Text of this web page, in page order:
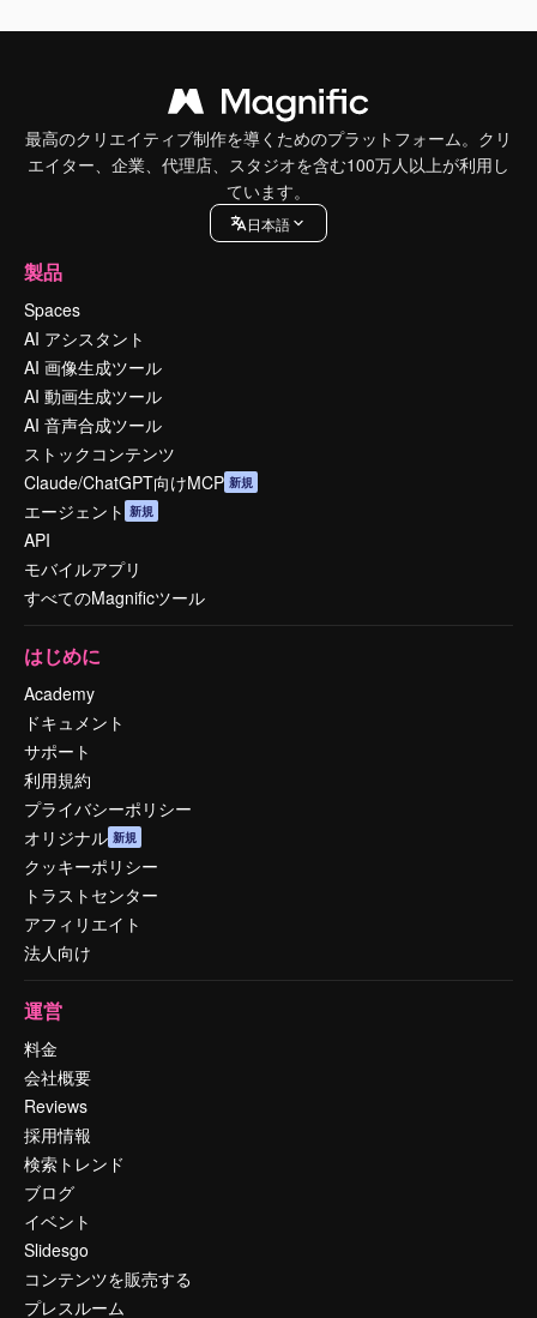
最高のクリエイティブ制作を導くためのプラットフォーム。クリ
エイター、企業、代理店、スタジオを含む100万人以上が利用し
ています。
日本語
製品
Spaces
AI アシスタント
AI 画像生成ツール
AI 動画生成ツール
AI 音声合成ツール
ストックコンテンツ
Claude/ChatGPT向けMCP 新規
エージェント 新規
API
モバイルアプリ
すべてのMagnificツール
はじめに
Academy
ドキュメント
サポート
利用規約
プライバシーポリシー
オリジナル 新規
クッキーポリシー
トラストセンター
アフィリエイト
法人向け
運営
料金
会社概要
Reviews
採用情報
検索トレンド
ブログ
イベント
Slidesgo
コンテンツを販売する
プレスルーム